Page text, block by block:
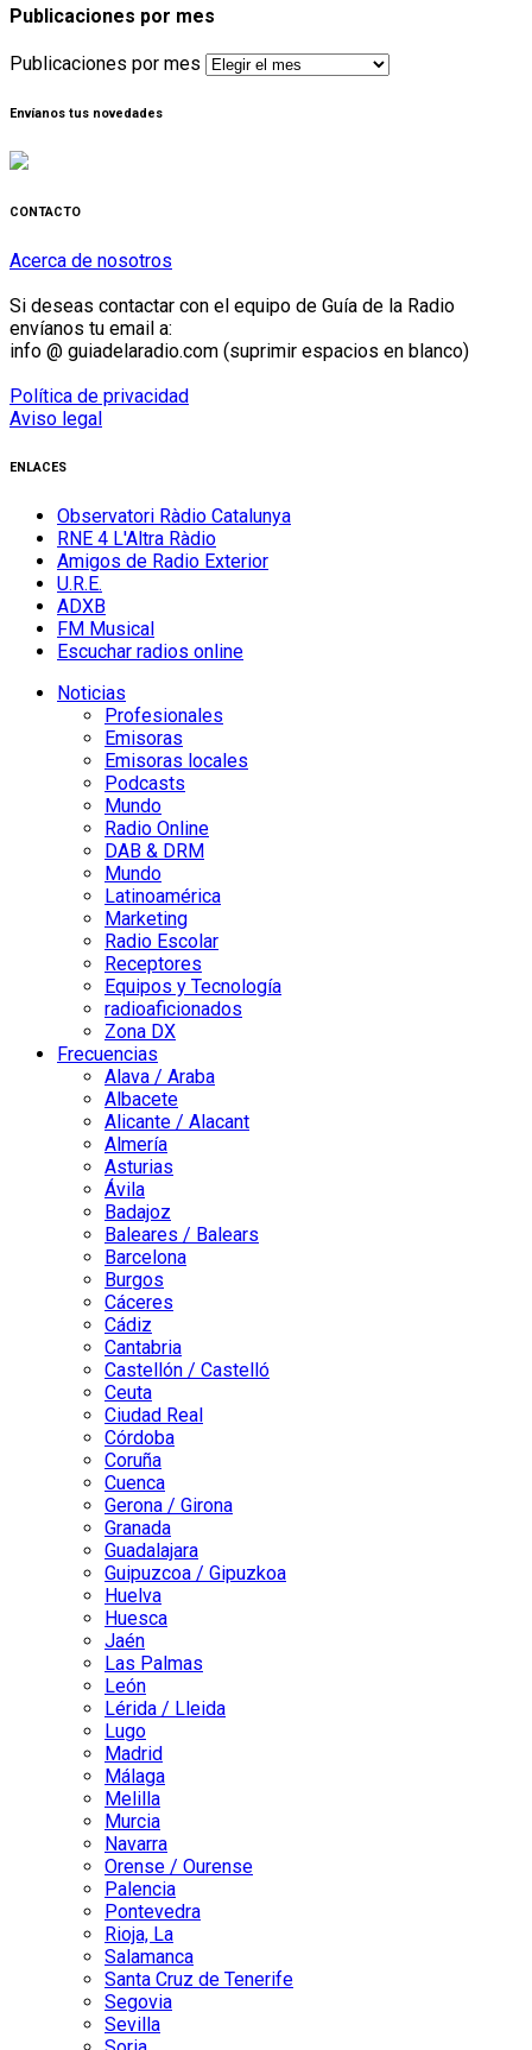
Publicaciones por mes
Publicaciones por mes
Envíanos tus novedades
CONTACTO
Acerca de nosotros
Si deseas contactar con el equipo de Guía de la Radio
envíanos tu email a:
info @ guiadelaradio.com (suprimir espacios en blanco)
Política de privacidad
Aviso legal
ENLACES
Observatori Ràdio Catalunya
RNE 4 L'Altra Ràdio
Amigos de Radio Exterior
U.R.E.
ADXB
FM Musical
Escuchar radios online
Noticias
Profesionales
Emisoras
Emisoras locales
Podcasts
Mundo
Radio Online
DAB & DRM
Mundo
Latinoamérica
Marketing
Radio Escolar
Receptores
Equipos y Tecnología
radioaficionados
Zona DX
Frecuencias
Alava / Araba
Albacete
Alicante / Alacant
Almería
Asturias
Ávila
Badajoz
Baleares / Balears
Barcelona
Burgos
Cáceres
Cádiz
Cantabria
Castellón / Castelló
Ceuta
Ciudad Real
Córdoba
Coruña
Cuenca
Gerona / Girona
Granada
Guadalajara
Guipuzcoa / Gipuzkoa
Huelva
Huesca
Jaén
Las Palmas
León
Lérida / Lleida
Lugo
Madrid
Málaga
Melilla
Murcia
Navarra
Orense / Ourense
Palencia
Pontevedra
Rioja, La
Salamanca
Santa Cruz de Tenerife
Segovia
Sevilla